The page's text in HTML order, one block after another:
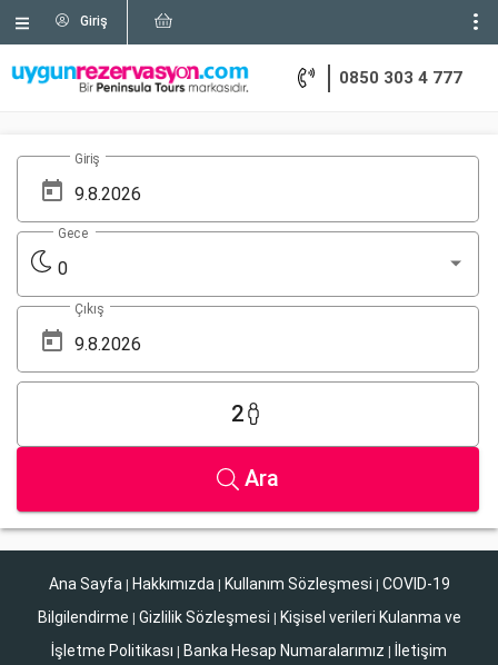
Giriş
0850 303 4 777
Giriş
0
Gece
Çıkış
2
Ara
Ana Sayfa | Hakkımızda | Kullanım Sözleşmesi | COVID-19
Bilgilendirme | Gizlilik Sözleşmesi | Kişisel verileri Kulanma ve
İşletme Politikası | Banka Hesap Numaralarımız | İletişim